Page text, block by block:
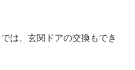
は、玄関ドアの交換もでき